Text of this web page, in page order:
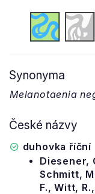
Synonyma
Melanotaenia
České názvy
duhovka říční
Diesener,
Schmitt,
F., Witt,